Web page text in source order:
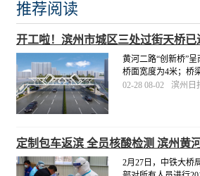
推荐阅读
开工啦！滨州市城区三处过街天桥已
黄河二路“创新桥”呈
桥面宽度为4米；桥
人行梯道宽2.5米。
02-28 08-02 滨州日
定制包车返滨 全员核酸检测 滨州黄
2月27日，中铁大桥